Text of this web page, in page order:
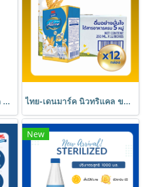
Milky-D มิ้ลค์กี้ดี นมอัดเม็ด ตรา ไทยเดนมาร์ค ไทย-เดนมาร์ค นิวทริแคล ขนาด 250 มล. (12 กล่อง) // Thai-Denmark NutriCal 250 ml (12 Boxes)
New